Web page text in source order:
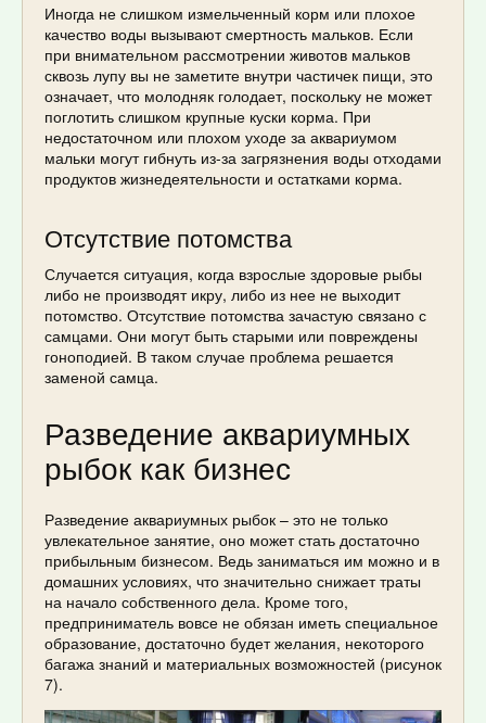
Иногда не слишком измельченный корм или плохое
качество воды вызывают смертность мальков. Если
при внимательном рассмотрении животов мальков
сквозь лупу вы не заметите внутри частичек пищи, это
означает, что молодняк голодает, поскольку не может
поглотить слишком крупные куски корма. При
недостаточном или плохом уходе за аквариумом
мальки могут гибнуть из-за загрязнения воды отходами
продуктов жизнедеятельности и остатками корма.
Отсутствие потомства
Случается ситуация, когда взрослые здоровые рыбы
либо не производят икру, либо из нее не выходит
потомство. Отсутствие потомства зачастую связано с
самцами. Они могут быть старыми или повреждены
гоноподией. В таком случае проблема решается
заменой самца.
Разведение аквариумных
рыбок как бизнес
Разведение аквариумных рыбок – это не только
увлекательное занятие, оно может стать достаточно
прибыльным бизнесом. Ведь заниматься им можно и в
домашних условиях, что значительно снижает траты
на начало собственного дела. Кроме того,
предприниматель вовсе не обязан иметь специальное
образование, достаточно будет желания, некоторого
багажа знаний и материальных возможностей (рисунок
7).